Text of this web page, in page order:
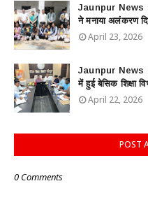
Jaunpur News :
ने मनाया अलंकरण
April 23, 2026
Jaunpur News :
में हुई बेसिक शिक्षा
April 22, 2026
POST
0 Comments